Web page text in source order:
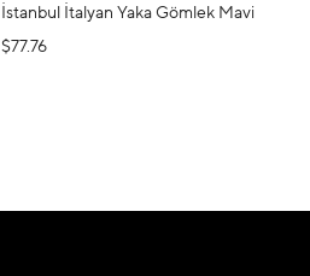
İstanbul İtalyan Yaka Gömlek Mavi
$77.76